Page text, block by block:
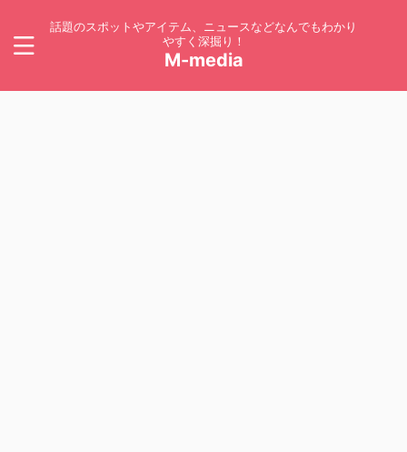
話題のスポットやアイテム、ニュースなどなんでもわかり
やすく深掘り！
M-media